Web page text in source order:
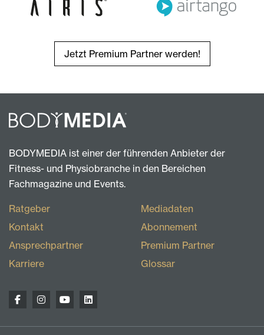
Jetzt Premium Partner werden!
BODYMEDIA ist einer der führenden Anbieter der
Fitness- und Physiobranche in den Bereichen
Fachmagazine und Events.
Ratgeber
Kontakt
Ansprechpartner
Karriere
Mediadaten
Abonnement
Premium Partner
Glossar